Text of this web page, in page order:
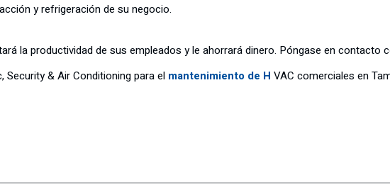
y refrigeración de su negocio.
la productividad de sus empleados y le ahorrará dinero. Póngase en contacto
& Air Conditioning para el mantenimiento de H VAC comerciales en